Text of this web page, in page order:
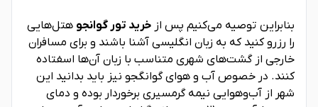
بنابراین توصیه می‌کنیم پس از خرید تور گوانجو هتل‌هایی
را رزرو کنید که به زبان انگلیسی آشنا باشند و برای مسافران
خارجی از گشت‌های شهری متناسب با زبان آن‌ها اسفتاده
کنند. در خصوص آب و هوای گوانگجو نیز باید بدانید این
شهر از آب‌وهوایی نیمه گرمسیری برخوردار بوده و دمای